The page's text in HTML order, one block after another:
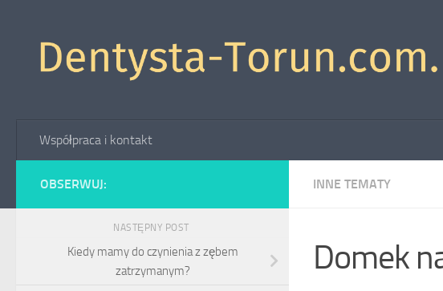
Współpraca i kontakt
INNE TEMATY
Domek
OBSERWUJ:
NASTĘPNY POST
Kiedy mamy do czynienia z zębem
zatrzymanym?